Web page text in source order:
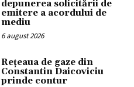
depunerea solicitării de
emitere a acordului de
mediu
6 august 2026
Rețeaua de gaze din
Constantin Daicoviciu
prinde contur